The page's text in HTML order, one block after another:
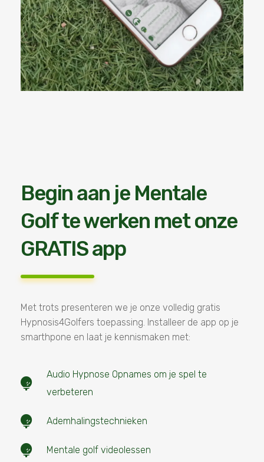
Begin aan je Mentale
Golf te werken met onze
GRATIS app
Met trots presenteren we je onze volledig gratis
Hypnosis4Golfers toepassing. Installeer de app op je
smarthpone en laat je kennismaken met:
Audio Hypnose Opnames om je spel te
verbeteren
Ademhalingstechnieken
Mentale golf videolessen